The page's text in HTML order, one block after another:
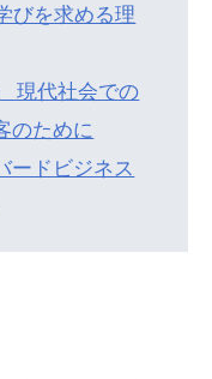
びを求める理
現代社会での
のために
ードビジネス